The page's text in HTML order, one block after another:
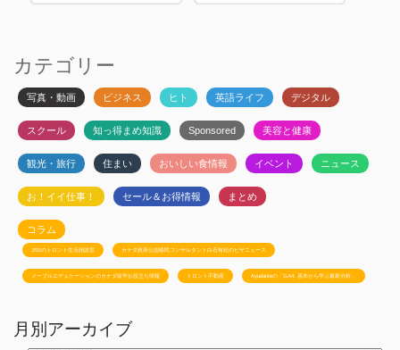
カテゴリー
写真・動画 ビジネス ヒト 英語ライフ デジタル
スクール 知っ得まめ知識 Sponsored 美容と健康
観光・旅行 住まい おいしい食情報 イベント ニュース
お！イイ仕事！ セール＆お得情報 まとめ
コラム
JSSのトロント生活相談室 カナダ政府公認移民コンサルタント白石有紀のビザニュース
メープルエデュケーションのカナダ留学お役立ち情報 トロント不動産 Ayudanteの「GA4: 基本から学ぶ最新分析」
月別アーカイブ